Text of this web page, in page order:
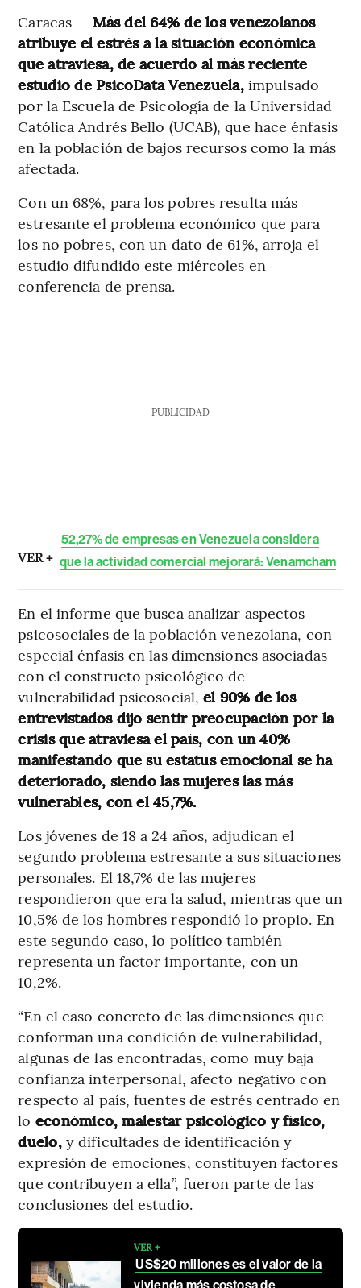
Caracas — Más del 64% de los venezolanos
atribuye el estrés a la situación económica
que atraviesa, de acuerdo al más reciente
estudio de PsicoData Venezuela,impulsado
por la Escuela de Psicología de la Universidad
Católica Andrés Bello (UCAB), que hace énfasis
en la población de bajos recursos como la más
afectada.
Con un 68%, para los pobres resulta más
estresante el problema económico que para
los no pobres, con un dato de 61%, arroja el
estudio difundido este miércoles en
conferencia de prensa.
PUBLICIDAD
VER +
52,27% de empresas en Venezuela considera
que la actividad comercial mejorará: Venamcham
En el informe que busca analizar aspectos
psicosociales de la población venezolana, con
especial énfasis en las dimensiones asociadas
con el constructo psicológico de
vulnerabilidad psicosocial,el 90% de los
entrevistados dijo sentir preocupación por la
crisis que atraviesa el país, con un 40%
manifestando que su estatus emocional se ha
deteriorado, siendo las mujeres las más
vulnerables, con el 45,7%.
Los jóvenes de 18 a 24 años, adjudican el
segundo problema estresante a sus situaciones
personales. El 18,7% de las mujeres
respondieron que era la salud, mientras que un
10,5% de los hombres respondió lo propio. En
este segundo caso, lo político también
representa un factor importante, con un
10,2%.
“En el caso concreto de las dimensiones que
conforman una condición de vulnerabilidad,
algunas de las encontradas, como muy baja
confianza interpersonal, afecto negativo con
respecto al país, fuentes de estrés centrado en
lo económico, malestar psicológico y físico,
duelo,y dificultades de identificación y
expresión de emociones, constituyen factores
que contribuyen a ella”, fueron parte de las
conclusiones del estudio.
VER +
US$20 millones es el valor de la